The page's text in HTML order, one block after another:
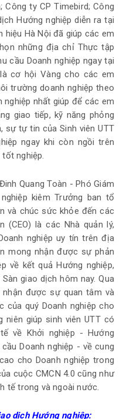
ty CP Timebird; Công
Hướng nghiệp diễn ra tại
hiệu Hà Nội đã giúp các em
những địa chỉ Thực tập
cầu Doanh nghiệp ngay tại
cơ hội Vàng cho các em
trường doanh nghiệp theo
nhất giúp để các em
giao tiếp, kỹ năng phỏng
sự tự tin của Sinh viên UTT
ngay khi còn ngồi trên
nghiệp.
Quang Toàn - Phó Giám
kiêm Trưởng ban tổ
và chúc sức khỏe đến các
(CEO) là các Nhà quản lý,
nghiệp uy tín trên địa
mong nhận được sự phản
về kết quả Hướng nghiệp,
giao dịch hôm nay. Qua
được sự quan tâm và
của quý Doanh nghiệp cho
giúp sinh viên UTT có
về Khởi nghiệp - Hướng
Doanh nghiệp - về cung
cho Doanh nghiệp trong
cuộc CMCN 4.0 cũng như
tế trong và ngoài nước.
dịch Hướng nghiệp: